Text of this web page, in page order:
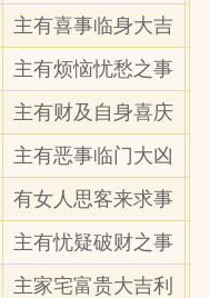
主有喜事临身大吉
主有烦恼忧愁之事
主有财及自身喜庆
主有恶事临门大凶
有女人思客来求事
主有忧疑破财之事
主家宅富贵大吉利